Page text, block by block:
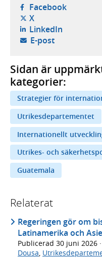
Facebook- öppnas
X- öppnas i ny flik,
LinkedIn- öppnas i
E-post- öppnar din
Sidan är
kategorier:
Strategier för
Utrikesdepartementet
Internationellt
Utrikes- och
Guatemala
Relaterat
Regeringen gör om
Latinamerika och
Publicerad 30 juni 2026 ·
Dousa,